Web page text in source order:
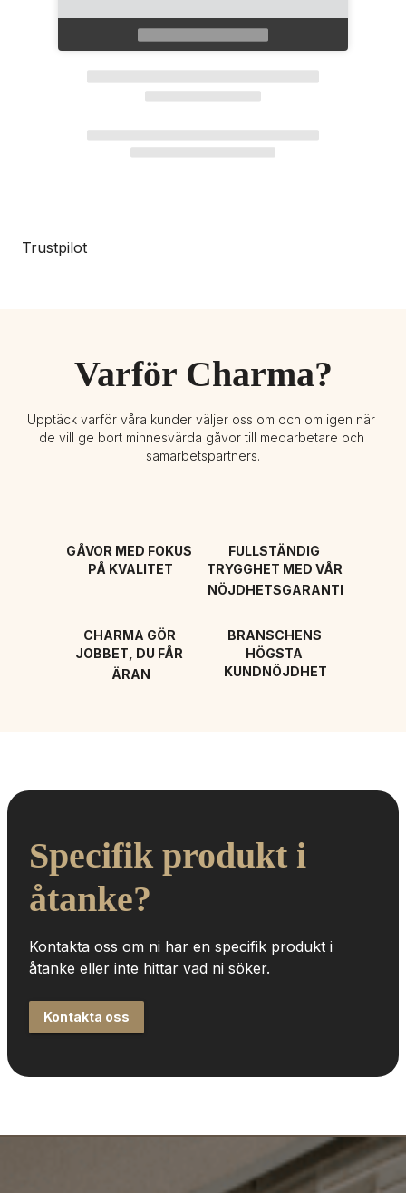
Trustpilot
Varför Charma?
Upptäck varför våra kunder väljer oss om och om igen när
de vill ge bort minnesvärda gåvor till medarbetare och
samarbetspartners.
GÅVOR MED FOKUS
PÅ KVALITET
FULLSTÄNDIG
TRYGGHET MED VÅR
NÖJDHETSGARANTI
CHARMA GÖR
JOBBET, DU FÅR
ÄRAN
BRANSCHENS
HÖGSTA
KUNDNÖJDHET
Specifik produkt i
åtanke?
Kontakta oss om ni har en specifik produkt i
åtanke eller inte hittar vad ni söker.
Kontakta oss